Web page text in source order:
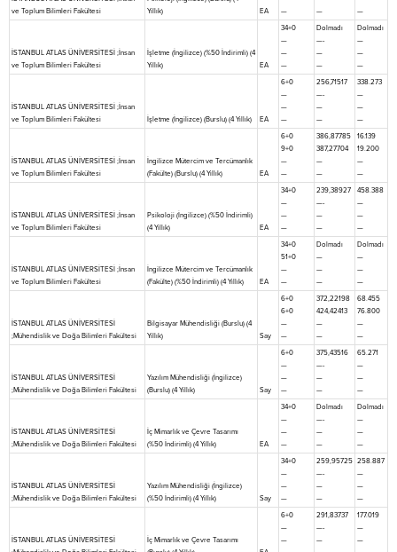
ve Toplum Bilimleri Fakültesi
Yıllık)
EA
—
—
—
İSTANBUL ATLAS ÜNİVERSİTESİ ;İnsan
ve Toplum Bilimleri Fakültesi
İşletme (İngilizce) (%50 İndirimli) (4
Yıllık)
EA
34+0
—
—
—
Dolmadı
—-
—
—
Dolmadı
—
—
—
İSTANBUL ATLAS ÜNİVERSİTESİ ;İnsan
ve Toplum Bilimleri Fakültesi
İşletme (İngilizce) (Burslu) (4 Yıllık) EA
6+0
—
—
—
256,71517
—-
—
—
338.273
—
—
—
İSTANBUL ATLAS ÜNİVERSİTESİ ;İnsan
ve Toplum Bilimleri Fakültesi
İngilizce Mütercim ve Tercümanlık
(Fakülte) (Burslu) (4 Yıllık)
EA
6+0
9+0
—
—
386,87785
387,27704
—
—
16.139
19.200
—
—
İSTANBUL ATLAS ÜNİVERSİTESİ ;İnsan
ve Toplum Bilimleri Fakültesi
Psikoloji (İngilizce) (%50 İndirimli)
(4 Yıllık)
EA
34+0
—
—
—
239,38927
—-
—
—
458.388
—
—
—
İSTANBUL ATLAS ÜNİVERSİTESİ ;İnsan
ve Toplum Bilimleri Fakültesi
İngilizce Mütercim ve Tercümanlık
(Fakülte) (%50 İndirimli) (4 Yıllık)
EA
34+0
51+0
—
—
Dolmadı
—
—
—
Dolmadı
—
—
—
İSTANBUL ATLAS ÜNİVERSİTESİ
;Mühendislik ve Doğa Bilimleri Fakültesi
Bilgisayar Mühendisliği (Burslu) (4
Yıllık)
Say
6+0
6+0
—
—
372,22198
424,42413
—
—
68.455
76.800
—
—
İSTANBUL ATLAS ÜNİVERSİTESİ
;Mühendislik ve Doğa Bilimleri Fakültesi
Yazılım Mühendisliği (İngilizce)
(Burslu) (4 Yıllık)
Say
6+0
—
—
—
375,43516
—-
—
—
65.271
—
—
—
İSTANBUL ATLAS ÜNİVERSİTESİ
;Mühendislik ve Doğa Bilimleri Fakültesi
İç Mimarlık ve Çevre Tasarımı
(%50 İndirimli) (4 Yıllık)
EA
34+0
—
—
—
Dolmadı
—-
—
—
Dolmadı
—
—
—
İSTANBUL ATLAS ÜNİVERSİTESİ
;Mühendislik ve Doğa Bilimleri Fakültesi
Yazılım Mühendisliği (İngilizce)
(%50 İndirimli) (4 Yıllık)
Say
34+0
—
—
—
259,95725
—-
—
—
258.887
—
—
—
İSTANBUL ATLAS ÜNİVERSİTESİ
İç Mimarlık ve Çevre Tasarımı
6+0
—
—
291,83737
—-
—
177.019
—
—